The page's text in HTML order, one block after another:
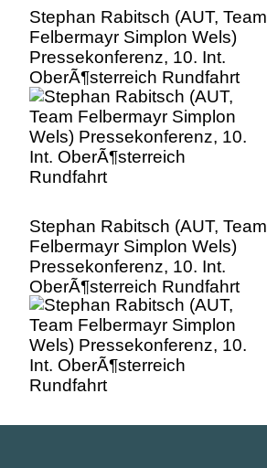
Stephan Rabitsch (AUT, Team
Felbermayr Simplon Wels)
Pressekonferenz, 10. Int.
OberÃ¶sterreich Rundfahrt
Stephan Rabitsch (AUT, Team
Felbermayr Simplon Wels)
Pressekonferenz, 10. Int.
OberÃ¶sterreich Rundfahrt